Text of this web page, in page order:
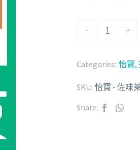
- +
Categories: 怡寶,
SKU: 怡寶 - 佐味
Share: